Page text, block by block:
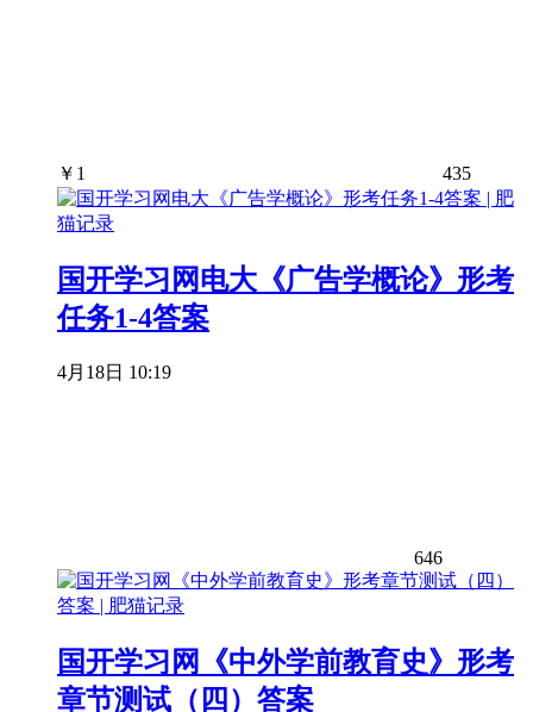
￥ 1 435
国开学习网电大《广告学概论》形考
任务1-4答案
4月18日 10:19
646
国开学习网《中外学前教育史》形考
章节测试（四）答案